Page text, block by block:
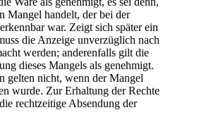
Mangel handelt, der bei der
war. Zeigt sich später ein
die Anzeige unverzüglich nach
werden; anderenfalls gilt die
dieses Mangels als genehmigt.
gelten nicht, wenn der Mangel
wurde. Zur Erhaltung der Rechte
rechtzeitige Absendung der